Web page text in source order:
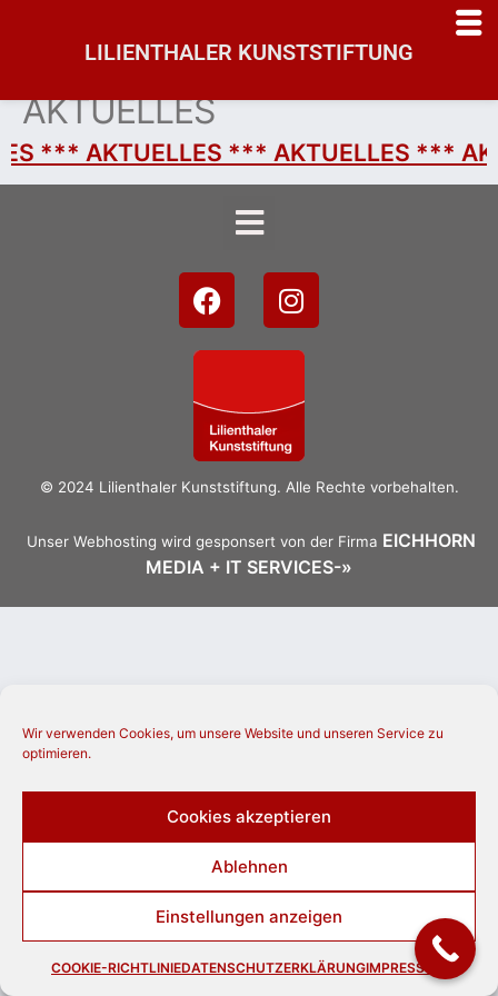
Wir verwenden Cookies, um unsere Website und unseren Service zu
optimieren.
Cookies akzeptieren
Ablehnen
Einstellungen anzeigen
COOKIE-RICHTLINIEDATENSCHUTZERKLÄRUNGIMPRESSUM
AKTUELLES
*** AKTUELLES *** AKTUELLES ***
© 2024 Lilienthaler Kunststiftung. Alle Rechte vorbehalten.
Unser Webhosting wird gesponsert von der Firma EICHHORN
MEDIA + IT SERVICES-»
LILIENTHALER KUNSTSTIFTUNG